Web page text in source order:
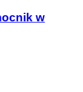
w